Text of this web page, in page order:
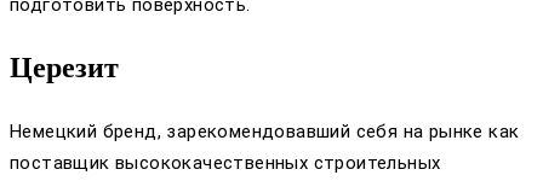
подготовить поверхность.
Церезит
Немецкий бренд, зарекомендовавший себя на рынке как
поставщик высококачественных строительных